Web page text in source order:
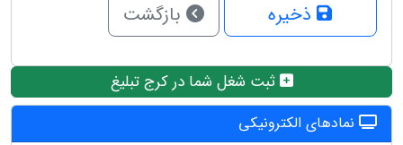
ذخیره بازگشت
ثبت شغل شما در کرج تبلیغ
نمادهای الکترونیکی